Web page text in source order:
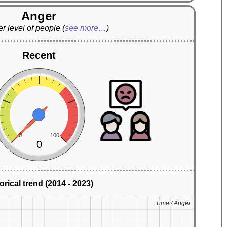
Anger
level of people(see more…)
Recent
0 100
0
trend (2014 - 2023)
Time / Anger
Time / Anger